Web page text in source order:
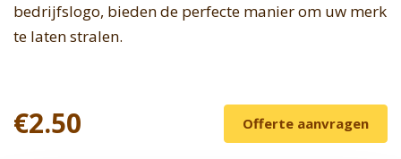
bedrijfslogo, bieden de perfecte manier om uw merk
te laten stralen.
€2.50 Offerte aanvragen